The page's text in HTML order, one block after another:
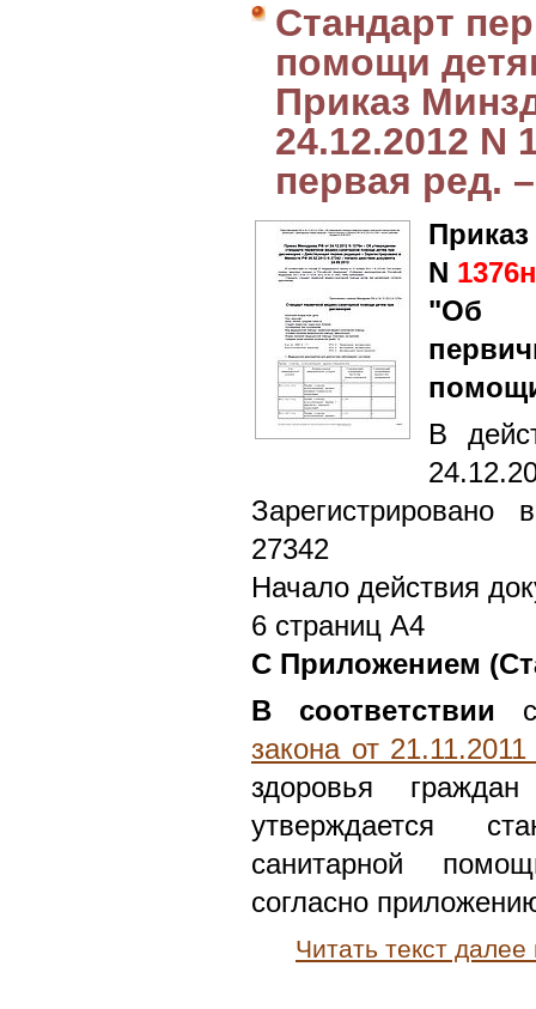
Стандарт
помощи
Приказ
24.12.2012 N
первая ред.
N 1376н
"Об
В
27342
Начало действия
6 страниц А4
С Приложением
В соответствии
закона от
здоровья
утверждается
санитарной
согласно
Читать текст